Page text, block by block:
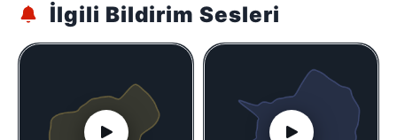
İlgili Bildirim Sesleri